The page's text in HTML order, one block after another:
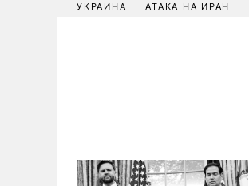
УКРАИНА АТАКА НА ИРАН